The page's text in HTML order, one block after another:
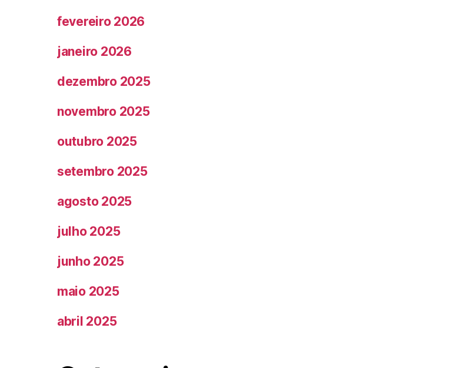
fevereiro 2026
janeiro 2026
dezembro 2025
novembro 2025
outubro 2025
setembro 2025
agosto 2025
julho 2025
junho 2025
maio 2025
abril 2025